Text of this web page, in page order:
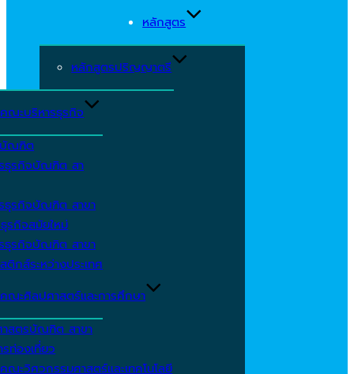
หลักสูตร
หลักสูตรปริญญาตรี
คณะบริหารธุรกิจ
ณฑิต
ธุรกิจบัณฑิต สา
ธุรกิจบัณฑิต สาขา
รกิจสมัยใหม่
ธุรกิจบัณฑิต สาขา
ติกส์ระหว่างประเทศ
คณะศิลปศาสตร์และการศึกษา
สตรบัณฑิต สาขา
ท่องเที่ยว
คณะวิศวกรรมศาสตร์และเทคโนโลยี